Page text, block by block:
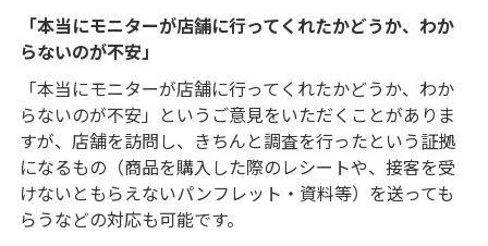
「本当にモニターが店舗に行ってくれたかどうか、わか
らないのが不安」
「本当にモニターが店舗に行ってくれたかどうか、わか
らないのが不安」というご意見をいただくことがありま
すが、店舗を訪問し、きちんと調査を行ったという証拠
になるもの（商品を購入した際のレシートや、接客を受
けないともらえないパンフレット・資料等）を送っても
らうなどの対応も可能です。